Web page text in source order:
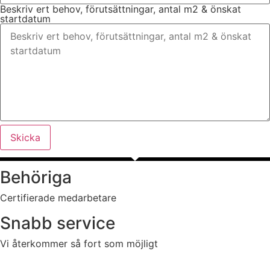
Beskriv ert behov, förutsättningar, antal m2 & önskat
startdatum
Skicka
Behöriga
Certifierade medarbetare
Snabb service
Vi återkommer så fort som möjligt